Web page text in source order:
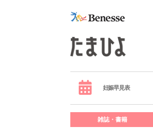
妊娠早見表
雑誌・書籍